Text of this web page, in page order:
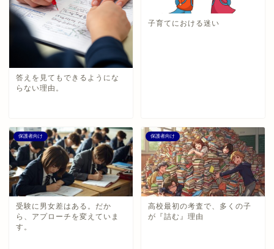
答えを見てもできるようにな
らない理由。
子育てにおける迷い
保護者向け
受験に男女差はある。だか
ら、アプローチを変えていま
す。
保護者向け
高校最初の考査で、多くの子
が『詰む』理由